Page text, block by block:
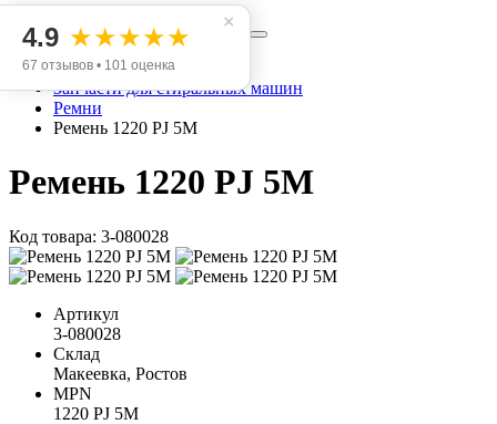
×
Запчасти для стиральных машин
Ремни
Ремень 1220 PJ 5M
Ремень 1220 PJ 5M
Код товара: 3-080028
Артикул
3-080028
Склад
Макеевка, Ростов
MPN
1220 PJ 5M
×
4.9 ★★★★★
67 отзывов • 101 оценка